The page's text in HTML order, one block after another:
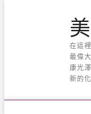
在這
最偉
康光
新的